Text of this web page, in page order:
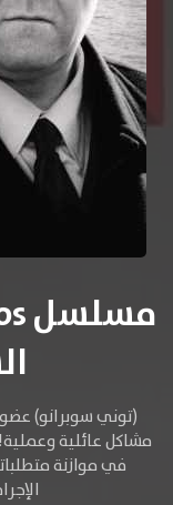
(توني سوبرانو)
مشاكل عائلية
في موازنة